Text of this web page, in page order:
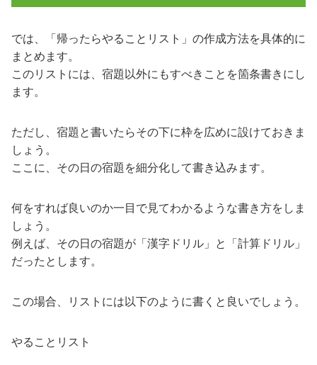
では、「帰ったらやることリスト」の作成方法を具体的に
まとめます。
このリストには、宿題以外にもすべきことを箇条書きにし
ます。
ただし、宿題と書いたらその下に枠を広めに設けておきま
しょう。
ここに、その日の宿題を細分化して書き込みます。
何をすれば良いのか一目で見てわかるような書き方をしま
しょう。
例えば、その日の宿題が「漢字ドリル」と「計算ドリル」
だったとします。
この場合、リストには以下のように書くと良いでしょう。
やることリスト